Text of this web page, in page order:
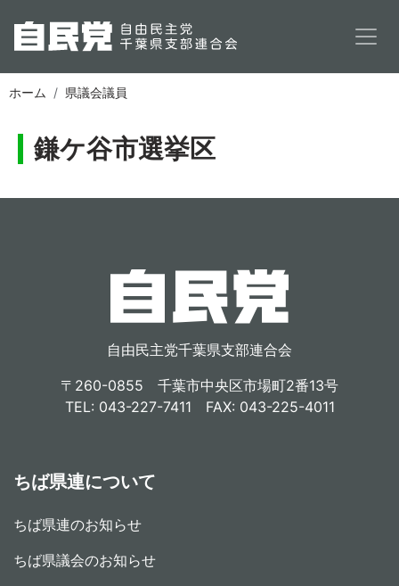
ホーム 県議会議員
鎌ケ谷市選挙区
自由民主党千葉県支部連合会
〒260-0855 千葉市中央区市場町2番13号
TEL: 043-227-7411 FAX: 043-225-4011
ちば県連について
ちば県連のお知らせ
ちば県議会のお知らせ